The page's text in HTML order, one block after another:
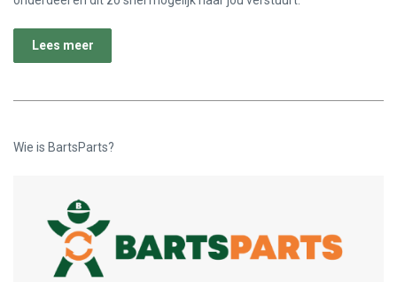
Lees meer
Wie is BartsParts?